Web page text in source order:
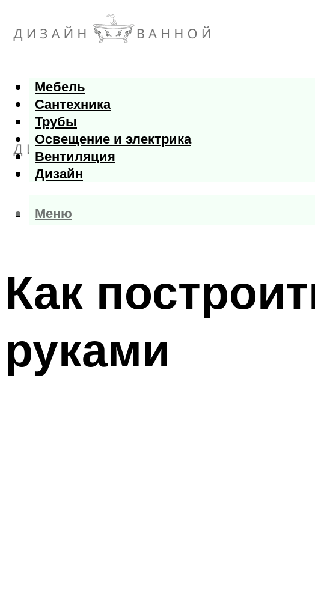
Мебель
Сантехника
Трубы
Освещение и электрика
Вентиляция
Дизайн
Меню
Меню
Как
руками